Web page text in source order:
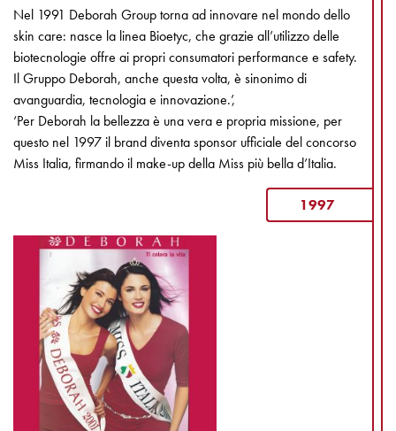
Nel 1991 Deborah Group torna ad innovare nel mondo dello
skin care: nasce la linea Bioetyc, che grazie all’utilizzo delle
biotecnologie offre ai propri consumatori performance e safety.
Il Gruppo Deborah, anche questa volta, è sinonimo di
avanguardia, tecnologia e innovazione.’,
‘Per Deborah la bellezza è una vera e propria missione, per
questo nel 1997 il brand diventa sponsor ufficiale del concorso
Miss Italia, firmando il make-up della Miss più bella d’Italia.
1997